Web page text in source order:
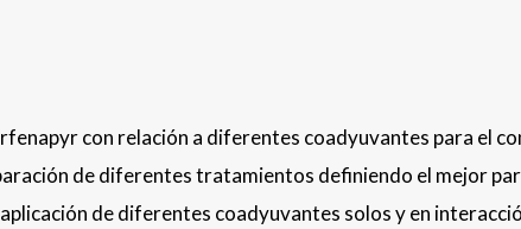
con relación a diferentes coadyuvantes para el
de diferentes tratamientos definiendo el mejor
de diferentes coadyuvantes solos y en